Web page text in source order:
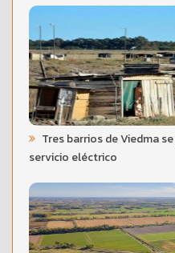
Tres barrios de Viedma
servicio eléctrico